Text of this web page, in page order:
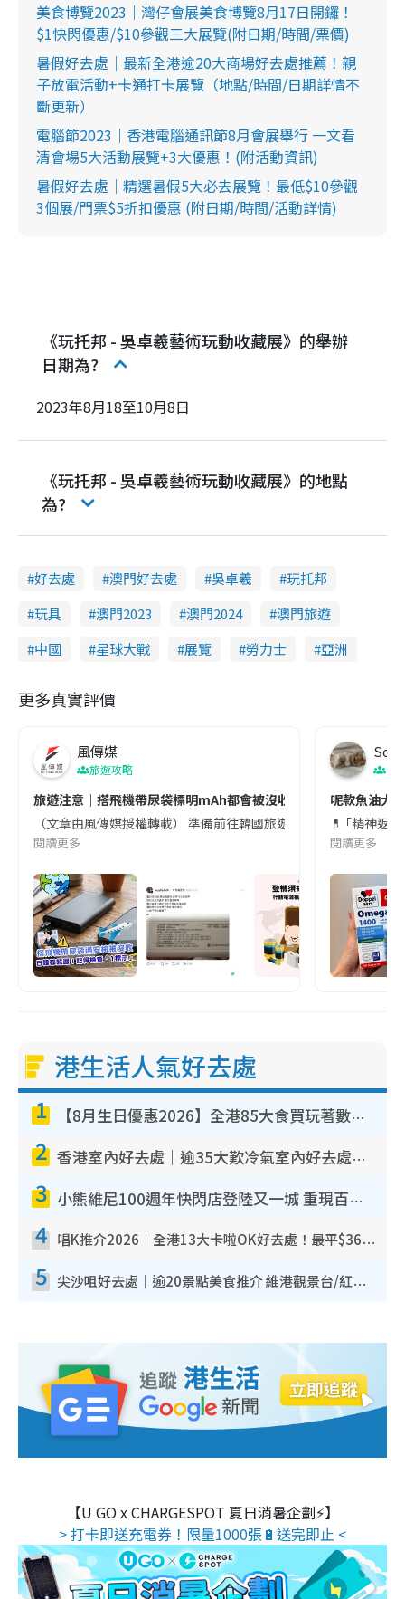
美食博覽2023｜灣仔會展美食博覽8月17日開鑼！
$1快閃優惠/$10參觀三大展覽(附日期/時間/票價)
暑假好去處｜最新全港逾20大商場好去處推薦！親
子放電活動+卡通打卡展覽（地點/時間/日期詳情不
斷更新）
電腦節2023｜香港電腦通訊節8月會展舉行 一文看
清會場5大活動展覽+3大優惠！(附活動資訊)
暑假好去處｜精選暑假5大必去展覽！最低$10參觀
3個展/門票$5折扣優惠 (附日期/時間/活動詳情)
《玩托邦 - 吳卓羲藝術玩動收藏展》的舉辦
日期為?
2023年8月18至10月8日
《玩托邦 - 吳卓羲藝術玩動收藏展》的地點
為?
好去處 澳門好去處 吳卓羲
玩托邦
玩具
澳門2023 澳門2024
澳門旅遊
中國
星球大戰 展覽 勞力士 亞洲
更多真實評價
風傳媒
旅遊攻略
旅遊注意｜搭飛機帶尿袋標明mAh都會被沒收😱出發前切記檢查
（文章由風傳媒授權轉載） 準備前往韓國旅遊的民眾，近期要
閱讀更多
Soul
呢款魚油大
💊 ｢精神返
閱讀更多
港生活人氣好去處
1 【8月生日優惠2026】全港85大食買玩著數攻略 自助餐/火鍋放題同行免費＋誠品/DONKI送現金券
2 香港室內好去處｜逾35大歎冷氣室內好去處推介 室內活動免費避雨無懼落雨
3 小熊維尼100週年快閃店登陸又一城 重現百畝森林經典場景／獨家限定盲盒登場／專屬DIY香水
4 唱K推介2026︱全港13大卡啦OK好去處！最平$36起 日文K都有！(附地址+收費詳情)
5 尖沙咀好去處｜逾20景點美食推介 維港觀景台/紅磚古蹟/九龍公園/室內遊樂場
【U GO x CHARGESPOT 夏日消暑企劃⚡】
> 打卡即送充電券！限量1000張🔋送完即止 <